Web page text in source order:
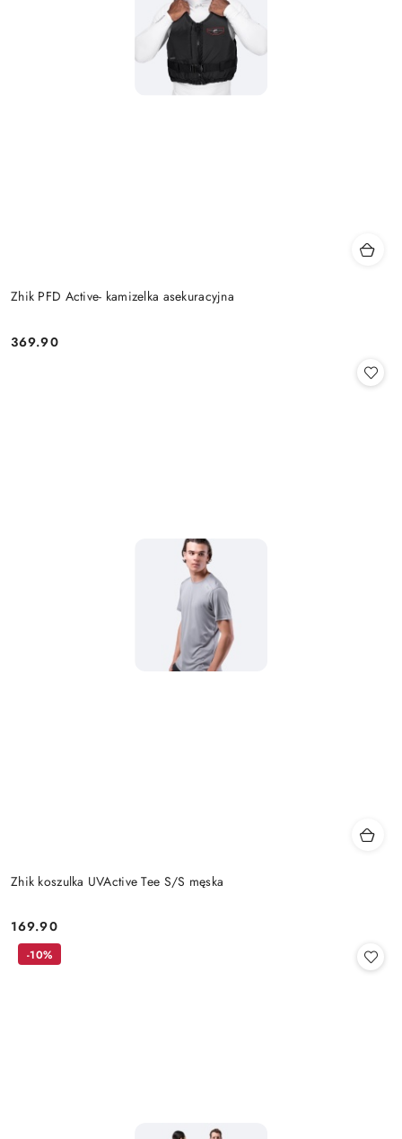
Zhik PFD Active- kamizelka asekuracyjna
Cena:
369.90
Zhik koszulka UVActive Tee S/S męska
Cena:
169.90
-10%